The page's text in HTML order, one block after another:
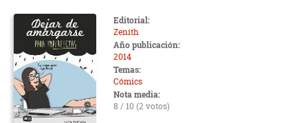
Editorial:
Zenith
Año publicación:
2014
Temas:
Cómics
Nota media:
8 / 10 (2 votos)